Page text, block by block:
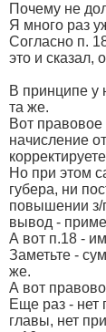
Почему не
Я много раз
Согласно п.
это и сказал,
В принципе у
та же.
Вот
начисление
Но при этом
губера, ни
повышении з/
вывод -
А вот п.18 -
Заметьте -
же.
А вот
Еще раз - нет
главы, нет